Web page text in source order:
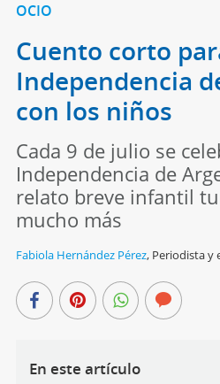
OCIO
Cuento corto
Independencia
con los niños
Cada 9 de julio se
Independencia de
relato breve infantil
mucho más
Fabiola Hernández Pérez, Periodista y
En este artículo